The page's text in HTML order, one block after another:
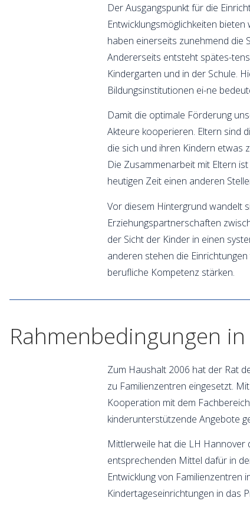
Der Ausgangspunkt für die
Entwicklungsmöglichkeiten
haben einerseits zunehmend die
Andererseits entsteht spätes-
Kindergarten und in der Schule.
Bildungsinstitutionen ei-ne
Damit die optimale Förderung
Akteure kooperieren. Eltern sind
die sich und ihren Kindern etwas
Die Zusammenarbeit mit Eltern
heutigen Zeit einen anderen
Vor diesem Hintergrund wandelt
Erziehungspartnerschaften
der Sicht der Kinder in einen
anderen stehen die
berufliche Kompetenz stärken.
Rahmenbedingungen
Zum Haushalt 2006 hat der Rat
zu Familienzentren eingesetzt.
Kooperation mit dem
kinderunterstützende Angebote
Mittlerweile hat die LH Hannover
entsprechenden Mittel dafür in
Entwicklung von
Kindertageseinrichtungen in das